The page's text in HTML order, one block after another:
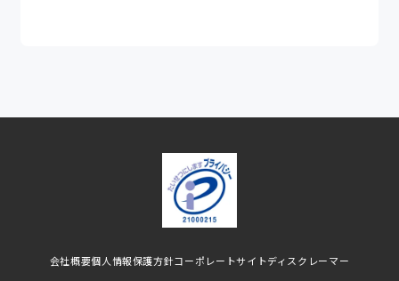
会社概要個人情報保護方針コーポレートサイトディスクレーマー